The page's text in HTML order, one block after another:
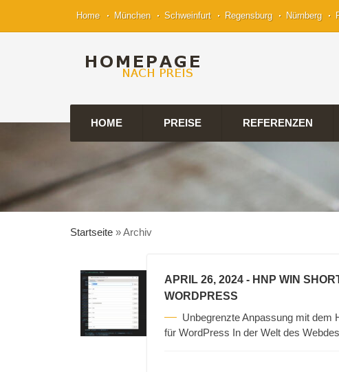
Home München Schweinfurt Regensburg Nürnberg
HOME PREISE REFERENZEN
Startseite »Archiv
APRIL 26, 2024 - HNP WIN
WORDPRESS
Unbegrenzte Anpassung mit dem
für WordPress In der Welt des